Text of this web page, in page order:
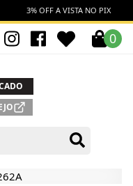
NO PIX
0